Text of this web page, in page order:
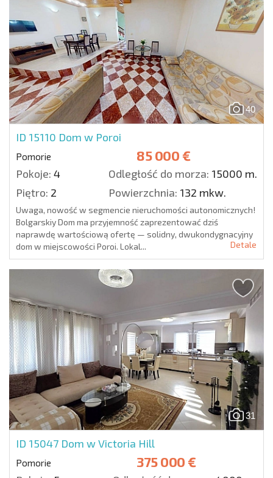
40
ID 15110 Dom w Poroi
Pomorie 85 000 €
Pokoje: 4 Odległość do morza: 15000 m.
Piętro: 2 Powierzchnia: 132 mkw.
Uwaga, nowość w segmencie nieruchomości autonomicznych!
Bolgarskiy Dom ma przyjemność zaprezentować dziś
naprawdę wartościową ofertę — solidny, dwukondygnacyjny
dom w miejscowości Poroi. Lokal...
Detale
31
ID 15047 Dom w Victoria Hill
Pomorie 375 000 €